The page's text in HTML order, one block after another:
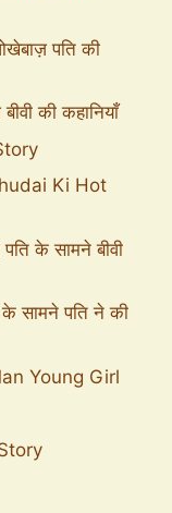
पति की
की कहानियाँ
Ki Hot
के सामने बीवी
सामने पति ने की
Young Girl